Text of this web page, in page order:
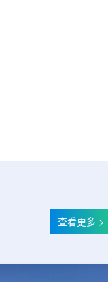
约14.1087万平方英
前分布在康涅狄格州
业务。该设施预计于
设计和租户装修工...
查看更多 >